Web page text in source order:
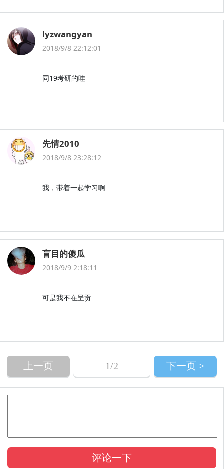
lyzwangyan
2018/9/8 22:12:01
同19考研的哇
先情2010
2018/9/8 23:28:12
我，带着一起学习啊
盲目的傻瓜
2018/9/9 2:18:11
可是我不在呈贡
上一页 1/2 下一页 >